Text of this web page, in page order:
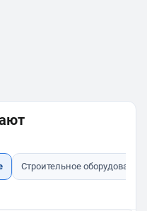
Строительное оборудование